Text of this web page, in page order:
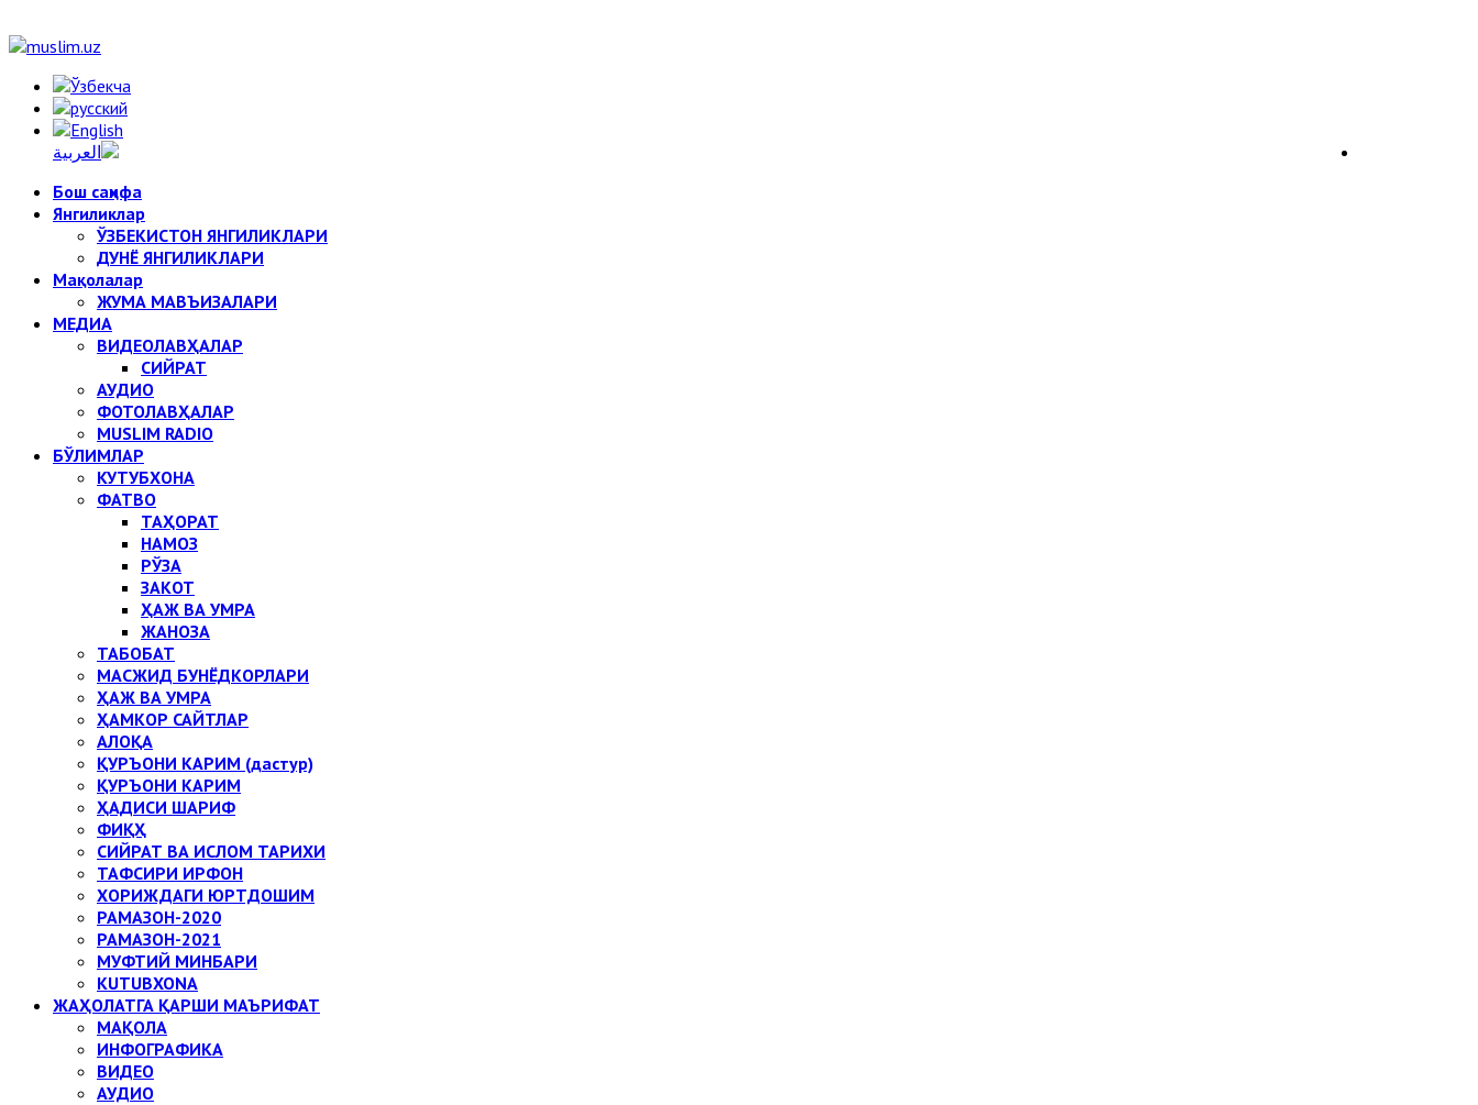
Бош саҳифа
Янгиликлар
ЎЗБЕКИСТОН ЯНГИЛИКЛАРИ
ДУНЁ ЯНГИЛИКЛАРИ
Мақолалар
ЖУМА МАВЪИЗАЛАРИ
МЕДИА
ВИДЕОЛАВҲАЛАР
СИЙРАТ
АУДИО
ФОТОЛАВҲАЛАР
MUSLIM RADIO
БЎЛИМЛАР
КУТУБХОНА
ФАТВО
ТАҲОРАТ
НАМОЗ
РЎЗА
ЗАКОТ
ҲАЖ ВА УМРА
ЖАНОЗА
ТАБОБАТ
МАСЖИД БУНЁДКОРЛАРИ
ҲАЖ ВА УМРА
ҲАМКОР САЙТЛАР
АЛОҚА
ҚУРЪОНИ КАРИМ (дастур)
ҚУРЪОНИ КАРИМ
ҲАДИСИ ШАРИФ
ФИҚҲ
СИЙРАТ ВА ИСЛОМ ТАРИХИ
ТАФСИРИ ИРФОН
ХОРИЖДАГИ ЮРТДОШИМ
РАМАЗОН-2020
РАМАЗОН-2021
МУФТИЙ МИНБАРИ
KUTUBXONA
ЖАҲОЛАТГА ҚАРШИ МАЪРИФАТ
МАҚОЛА
ИНФОГРАФИКА
ВИДЕО
АУДИО